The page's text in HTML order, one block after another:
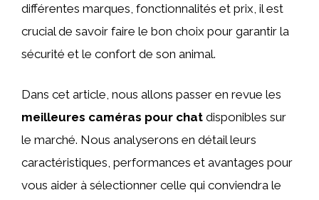
différentes marques, fonctionnalités et prix, il est
crucial de savoir faire le bon choix pour garantir la
sécurité et le confort de son animal.
Dans cet article, nous allons passer en revue les
meilleures caméras pour chat disponibles sur
le marché. Nous analyserons en détail leurs
caractéristiques, performances et avantages pour
vous aider à sélectionner celle qui conviendra le